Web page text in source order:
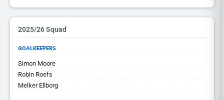
2025/26 Squad
GOALKEEPERS
Simon Moore
Robin Roefs
Melker Ellborg